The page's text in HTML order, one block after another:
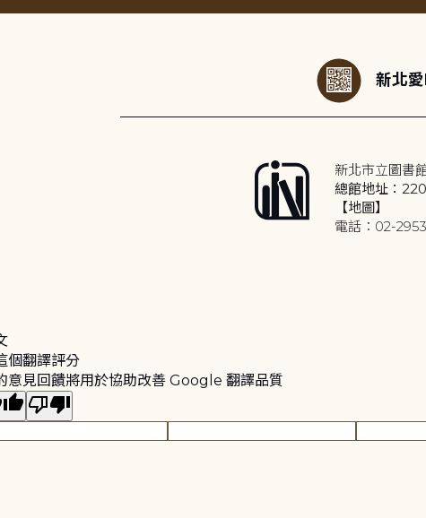
新北
新北市立圖書
總館地址：
【地圖】
電話：02-
個翻譯評分
意見回饋將用於協助改善 Google 翻譯品質